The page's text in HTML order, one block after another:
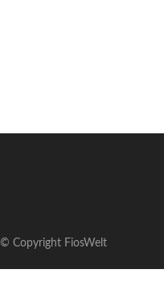
© Copyright FiosWelt